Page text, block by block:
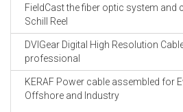
FieldCast the fiber optic system and
Schill Reel
DVIGear Digital High Resolution
professional
KERAF Power cable assembled for
Offshore and Industry